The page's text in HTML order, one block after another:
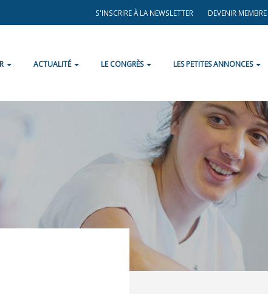
S'INSCRIRE À LA NEWSLETTER DEVENIR MEMBRE
ACTUALITÉ LE CONGRÈS LES PETITES ANNONCES